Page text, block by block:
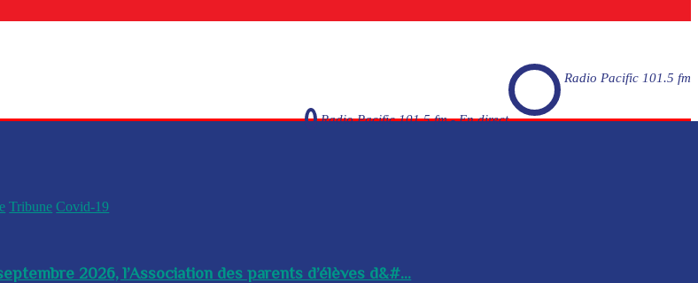
Radio Pacific 101.5 fm
Radio Pacific 101.5 fm - En direct
Tribune Covid-19
2026, l’Association des parents d’élèves d&#...